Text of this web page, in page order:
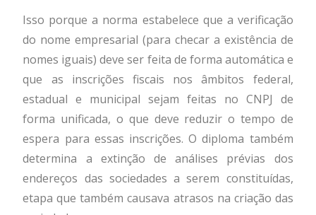
Isso porque a norma estabelece que a verificação
do nome empresarial (para checar a existência de
nomes iguais) deve ser feita de forma automática e
que as inscrições fiscais nos âmbitos federal,
estadual e municipal sejam feitas no CNPJ de
forma unificada, o que deve reduzir o tempo de
espera para essas inscrições. O diploma também
determina a extinção de análises prévias dos
endereços das sociedades a serem constituídas,
etapa que também causava atrasos na criação das